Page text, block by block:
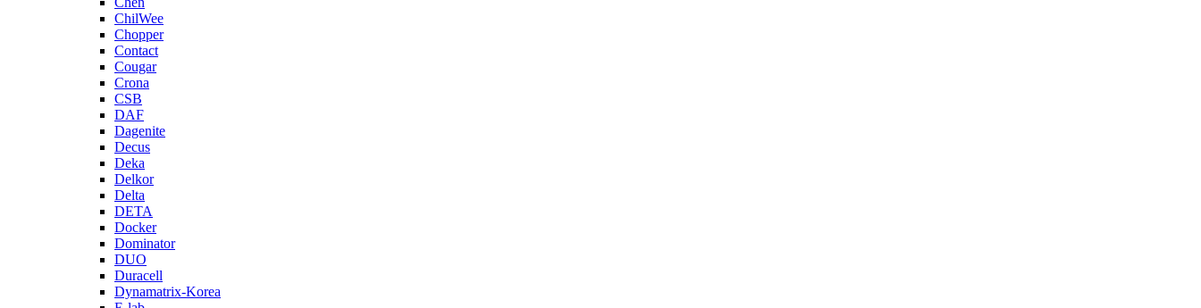
ChilWee
Chopper
Contact
Cougar
Crona
CSB
DAF
Dagenite
Decus
Deka
Delkor
Delta
DETA
Docker
Dominator
DUO
Duracell
Dynamatrix-Korea